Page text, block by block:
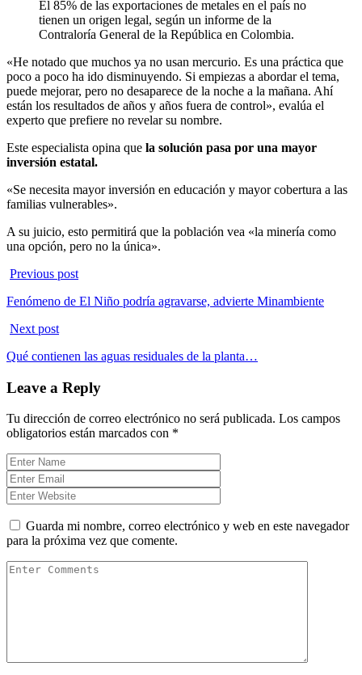
El 85% de las exportaciones de metales en el país no
tienen un origen legal, según un informe de la
Contraloría General de la República en Colombia.
«He notado que muchos ya no usan mercurio. Es una práctica que
poco a poco ha ido disminuyendo. Si empiezas a abordar el tema,
puede mejorar, pero no desaparece de la noche a la mañana. Ahí
están los resultados de años y años fuera de control», evalúa el
experto que prefiere no revelar su nombre.
Este especialista opina que la solución pasa por una mayor
inversión estatal.
«Se necesita mayor inversión en educación y mayor cobertura a las
familias vulnerables».
A su juicio, esto permitirá que la población vea «la minería como
una opción, pero no la única».
Previous post
Fenómeno de El Niño podría agravarse, advierte Minambiente
Next post
Qué contienen las aguas residuales de la planta…
Leave a Reply
Tu dirección de correo electrónico no será publicada. Los campos
obligatorios están marcados con *
Guarda mi nombre, correo electrónico y web en este navegador
para la próxima vez que comente.